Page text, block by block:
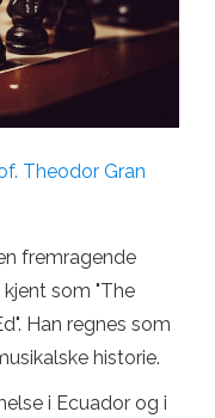
Theodor Gran
fremragende
som "The
Han regnes som
historie.
i Ecuador og i